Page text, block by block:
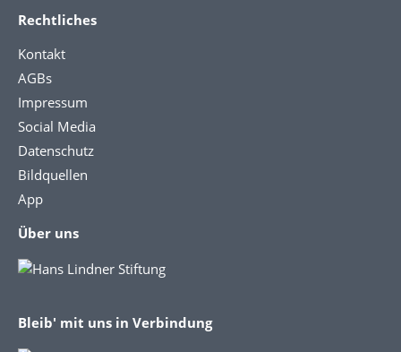
Rechtliches
Kontakt
AGBs
Impressum
Social Media
Datenschutz
Bildquellen
App
Über uns
Bleib' mit uns in Verbindung